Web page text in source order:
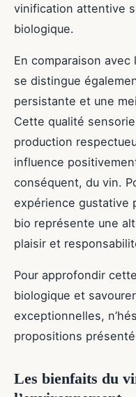
vinification attentive
biologique.
En comparaison
se distingue
persistante et une
Cette qualité
production
influence
conséquent, du vin.
expérience gustative
bio représente une
plaisir et
Pour approfondir
biologique et
exceptionnelles,
propositions
Les bienfaits du